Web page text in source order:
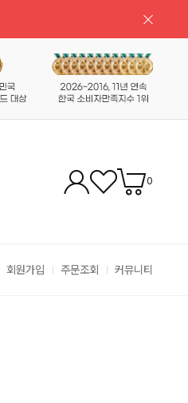
0
회원가입 주문조회 커뮤니티